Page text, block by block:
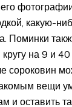
какую-
Поминки
на 9 и
сороковин
вещи
и оставить